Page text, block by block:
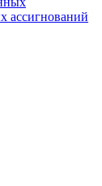
ассигнований